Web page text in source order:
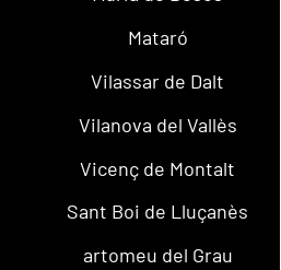
Mataró
Vilassar de Dalt
Vilanova del Vallès
Vicenç de Montalt
Sant Boi de Lluçanès
artomeu del Grau